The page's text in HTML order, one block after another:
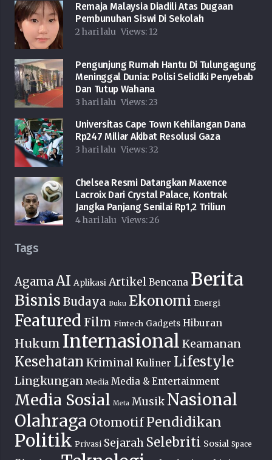
Remaja Malaysia Diadili Atas Dugaan
Pembunuhan Siswi Di Sekolah
2 hari lalu Views: 12
Pengunjung Rumah Hantu Di Tulungagung
Meninggal Dunia: Polisi Selidiki Penyebab
Dan Tutup Wahana
3 hari lalu Views:23
Universitas Cape Town Kehilangan Dana
Rp247 Miliar Akibat Resolusi Gaza
3 hari lalu Views: 32
Chelsea Resmi Datangkan Maxence
Lacroix Dari Crystal Palace, Kontrak
Jangka Panjang Senilai Rp1,2 Triliun
4 hari lalu Views:26
Tags
AgamaAI Aplikasi Artikel Bencana Berita
Bisnis Budaya Buku Ekonomi Energi
Featured Film Fintech Gadgets Hiburan
Hukum Internasional Keamanan
Kesehatan Kriminal Kuliner Lifestyle
Lingkungan Media Media & Entertainment
Media Sosial Meta Musik Nasional
Olahraga Otomotif Pendidikan
Politik Privasi Sejarah Selebriti Sosial Space